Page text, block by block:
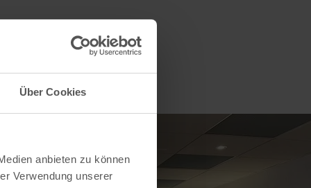
Über Cookies
anbieten zu können
Verwendung unserer